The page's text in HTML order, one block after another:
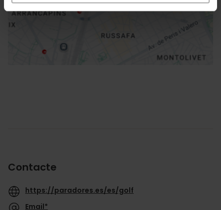
Direccions
Contacte
https://paradores.es/es/golf
Email*